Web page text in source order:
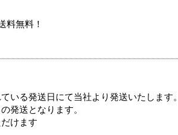
料無料！
いる発送日にて当社より発送いたします。
発送となります。
けます